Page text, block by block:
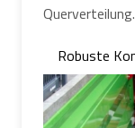
Querverteilung.
Robuste